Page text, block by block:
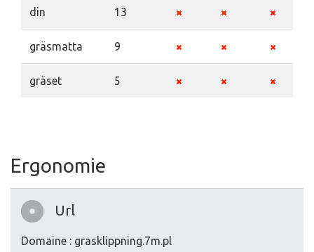
din 13
gräsmatta 9
gräset 5
Ergonomie
Url
Domaine : grasklippning.7m.pl